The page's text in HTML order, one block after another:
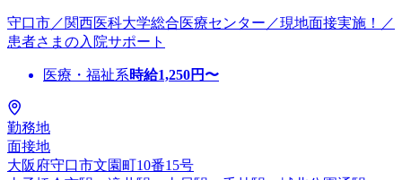
守口市／関西医科大学総合医療センター／現地面接実施！／
患者さまの入院サポート
医療・福祉系時給1,250円〜
勤務地
面接地
大阪府守口市文園町10番15号